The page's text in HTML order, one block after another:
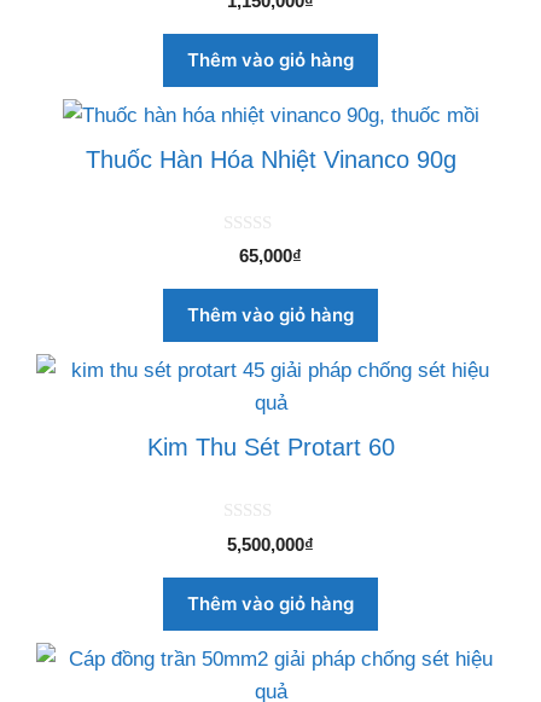
n
à
Thêm vào giỏ hàng
Thuốc Hàn Hóa Nhiệt Vinanco 90g
à
65,000₫
Thêm vào giỏ hàng
Kim Thu Sét Protart 60
0
n
à
5,500,000₫
Thêm vào giỏ hàng